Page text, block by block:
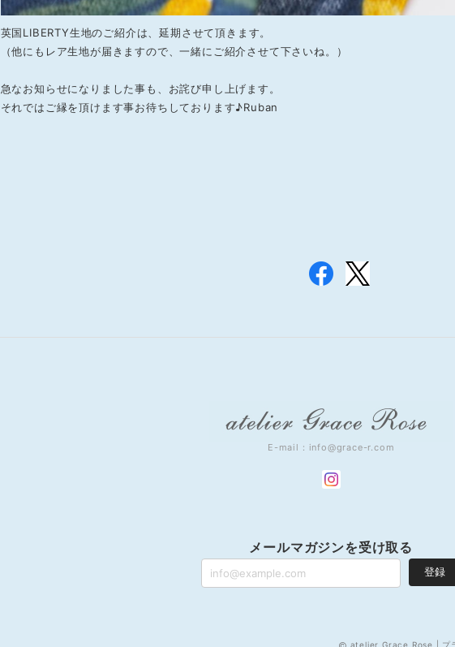
英国LIBERTY生地のご紹介は、延期させて頂きます。
（他にもレア生地が届きますので、一緒にご紹介させて下さいね。）
急なお知らせになりました事も、お詫び申し上げます。
それではご縁を頂けます事お待ちしております♪Ruban
E-mail： info@grace-r.com
メールマガジンを受け取る
登録
atelier Grace Rose | プ